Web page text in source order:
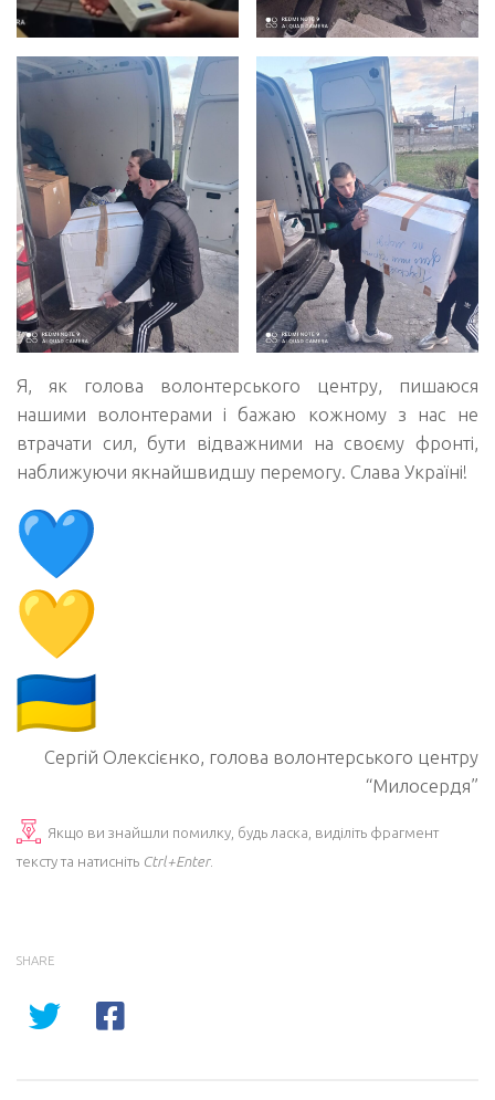
Я, як голова волонтерського центру, пишаюся
нашими волонтерами і бажаю кожному з нас не
втрачати сил, бути відважними на своєму фронті,
наближуючи якнайшвидшу перемогу. Слава Україні!
Сергій Олексієнко, голова волонтерського центру
“Милосердя”
Якщо ви знайшли помилку, будь ласка, виділіть фрагмент
тексту та натисніть Ctrl+Enter.
SHARE